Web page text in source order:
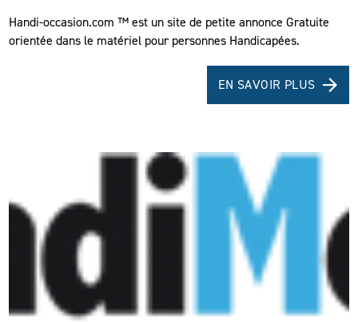
Handi-occasion.com ™ est un site de petite annonce Gratuite
orientée dans le matériel pour personnes Handicapées.
EN SAVOIR PLUS